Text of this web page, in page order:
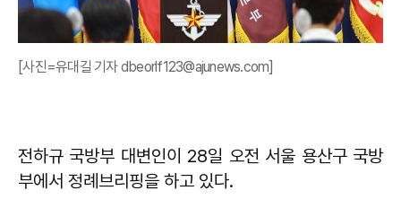
[사진=유대길 기자 dbeorlf123@ajunews.com]
전하규 국방부 대변인이 28일 오전 서울 용산구 국방
부에서 정례브리핑을 하고 있다.